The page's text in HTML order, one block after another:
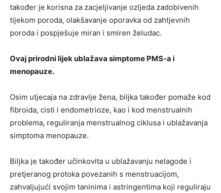
također je korisna za zacjeljivanje ozljeda zadobivenih
tijekom poroda, olakšavanje oporavka od zahtjevnih
poroda i pospješuje miran i smiren želudac.
Ovaj prirodni lijek ublažava simptome PMS-a i
menopauze.
Osim utjecaja na zdravlje žena, biljka također pomaže kod
fibroida, cisti i endometrioze, kao i kod menstrualnih
problema, reguliranja menstrualnog ciklusa i ublažavanja
simptoma menopauze.
Biljka je također učinkovita u ublažavanju nelagode i
pretjeranog protoka povezanih s menstruacijom,
zahvaljujući svojim taninima i astringentima koji reguliraju